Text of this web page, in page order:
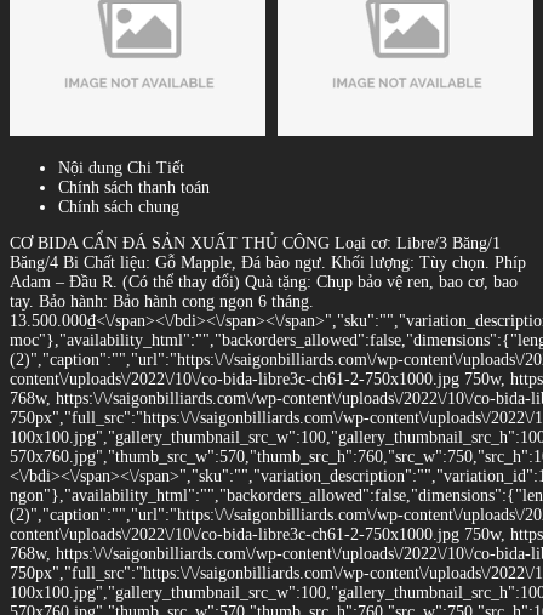
Nội dung Chi Tiết
Chính sách thanh toán
Chính sách chung
CƠ BIDA CẨN ĐÁ SẢN XUẤT THỦ CÔNG Loại cơ: Libre/3 Băng/1
Băng/4 Bi Chất liệu: Gỗ Mapple, Đá bào ngư. Khối lượng: Tùy chọn. Phíp
Adam – Đầu R. (Có thể thay đổi) Quà tặng: Chụp bảo vệ ren, bao cơ, bao
tay. Bảo hành: Bảo hành cong ngọn 6 tháng.
13.500.000₫<\/span><\/bdi><\/span><\/
(2)","caption":"","url":"https:\/\/saigonbilliards.com\/wp-content\/uploads\/
content\/uploads\/2022\/10\/co-bida-libre3c-ch61-2-750x1000.jpg 750w,
768w, https:\/\/saigonbilliards.com\/wp-content\/uploads\/2022\/10\/co-
750px","full_src":"https:\/\/saigonbilliards.com\/wp-content\/uploads\/
<\/bdi><\/span><\/
(2)","caption":"","url":"https:\/\/saigonbilliards.com\/wp-content\/uploads\/
content\/uploads\/2022\/10\/co-bida-libre3c-ch61-2-750x1000.jpg 750w,
768w, https:\/\/saigonbilliards.com\/wp-content\/uploads\/2022\/10\/co-
750px","full_src":"https:\/\/saigonbilliards.com\/wp-content\/uploads\/